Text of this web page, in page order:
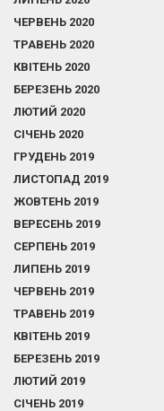
ЧЕРВЕНЬ 2020
ТРАВЕНЬ 2020
КВІТЕНЬ 2020
БЕРЕЗЕНЬ 2020
ЛЮТИЙ 2020
СІЧЕНЬ 2020
ГРУДЕНЬ 2019
ЛИСТОПАД 2019
ЖОВТЕНЬ 2019
ВЕРЕСЕНЬ 2019
СЕРПЕНЬ 2019
ЛИПЕНЬ 2019
ЧЕРВЕНЬ 2019
ТРАВЕНЬ 2019
КВІТЕНЬ 2019
БЕРЕЗЕНЬ 2019
ЛЮТИЙ 2019
СІЧЕНЬ 2019